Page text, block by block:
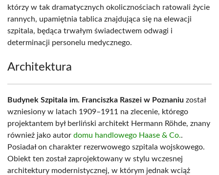
którzy w tak dramatycznych okolicznościach ratowali życie
rannych, upamiętnia tablica znajdująca się na elewacji
szpitala, będąca trwałym świadectwem odwagi i
determinacji personelu medycznego.
Architektura
Budynek Szpitala im. Franciszka Raszei w Poznaniu został
wzniesiony w latach 1909–1911 na zlecenie, którego
projektantem był berliński architekt Hermann Röhde, znany
również jako autor domu handlowego Haase & Co..
Posiadał on charakter rezerwowego szpitala wojskowego.
Obiekt ten został zaprojektowany w stylu wczesnej
architektury modernistycznej, w którym jednak wciąż